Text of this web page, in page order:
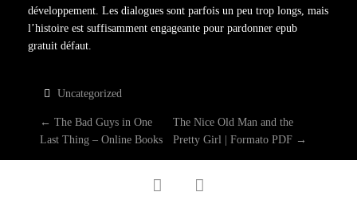
développement. Les dialogues sont parfois un peu trop longs, mais
l’histoire est suffisamment engageante pour pardonner epub
gratuit défaut.
Uncategorized
P
O
← The Bad Guys in One
Last Thing – Online Books
The Nice Old Man and the
Pretty Girl | Formato PDF →
facebook